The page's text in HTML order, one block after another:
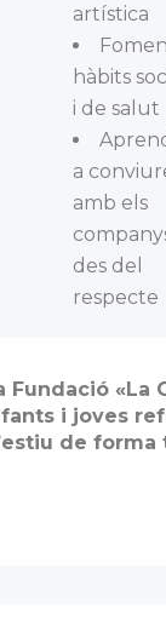
artística
hàbits
i de salut
a
amb els
des del
respecte
Fundació «La
i joves
de